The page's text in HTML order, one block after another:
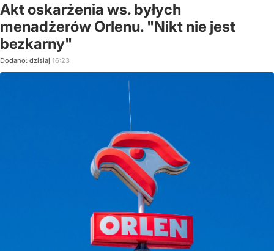
Akt oskarżenia ws. byłych
menadżerów Orlenu. "Nikt nie jest
bezkarny"
Dodano: dzisiaj 16:23